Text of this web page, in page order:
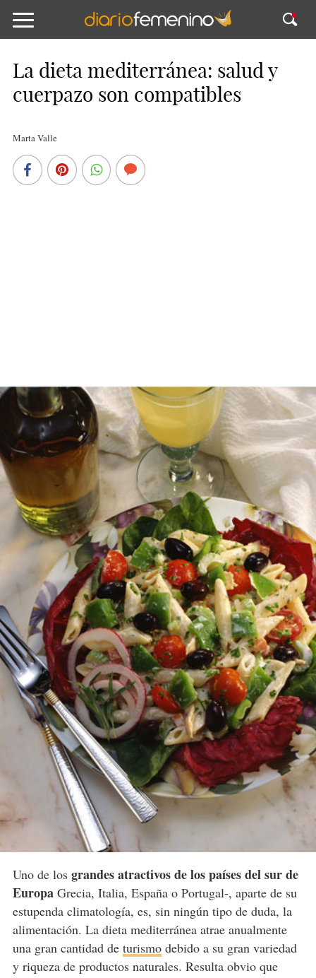
La dieta mediterránea: salud y
cuerpazo son compatibles
Marta Valle
Uno de los grandes atractivos de los países del sur de
EuropaGrecia, Italia, España o Portugal-, aparte de su
estupenda climatología, es, sin ningún tipo de duda, la
alimentación. La dieta mediterránea atrae anualmente
una gran cantidad de turismodebido a su gran variedad
y riqueza de productos naturales. Resulta obvio que